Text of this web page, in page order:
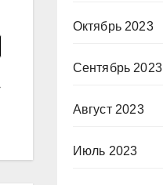
Октябрь 2023
Сентябрь 2023
Август 2023
Июль 2023